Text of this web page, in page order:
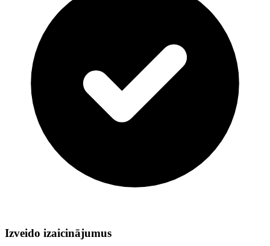
Izveido izaicinājumus